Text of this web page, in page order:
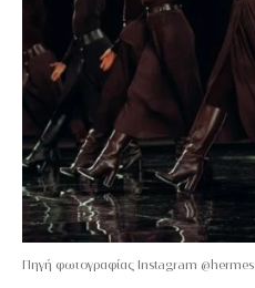
Πηγή φωτογραφίας Instagram @hermes